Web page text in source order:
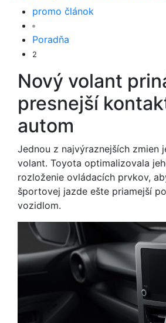
promo článok
Poradňa
2
Nový volant
presnejší
autom
Jednou z najvýraznejších zmien
volant. Toyota optimalizovala
rozloženie ovládacích prvkov,
športovej jazde ešte priamejší
vozidlom.